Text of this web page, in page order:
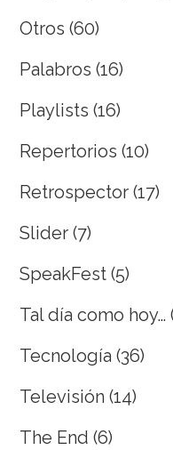
Otros (60)
Palabros (16)
Playlists (16)
Repertorios (10)
Retrospector (17)
Slider (7)
SpeakFest (5)
Tal día como hoy…
Tecnología (36)
Televisión (14)
The End (6)